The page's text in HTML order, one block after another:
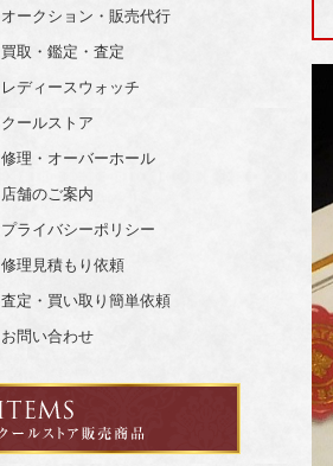
オークション・販売代行
買取・鑑定・査定
レディースウォッチ
クールストア
修理・オーバーホール
店舗のご案内
プライバシーポリシー
修理見積もり依頼
査定・買い取り簡単依頼
お問い合わせ